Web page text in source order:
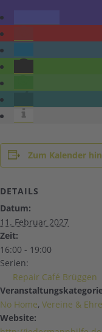
Zum Kalender
DETAILS
Datum:
11. Februar 2027
Zeit:
16:00 - 19:00
Serien:
Repair Café Brüggen
No Home, Vereine &
Website: